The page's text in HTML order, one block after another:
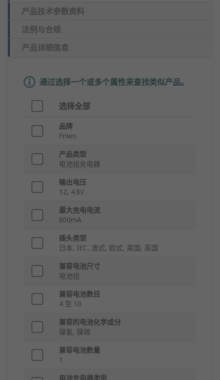
产品技术参数资料
法例与合规
产品详细信息
通过选择一个或多个属性来查找类似产品。
选择全部
品牌
Friwo
产品类型
电池组充电器
输出电压
12, 4.8V
最大充电电流
800mA
插头类型
日本, IEC, 澳式, 欧式, 美国, 英国
兼容电池尺寸
电池组
兼容电池数目
4 至 10
兼容的电池化学成分
镍氢, 镍镉
兼容电池数量
1
电池充电器类型